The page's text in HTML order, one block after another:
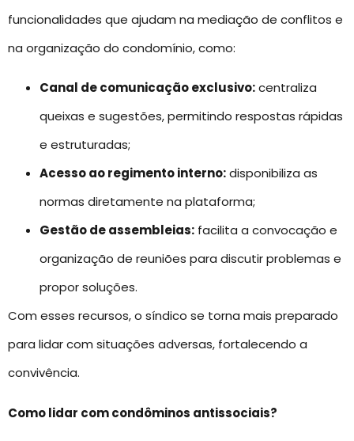
funcionalidades que ajudam na mediação de conflitos e
na organização do condomínio, como:
Canal de comunicação exclusivo:centraliza
queixas e sugestões, permitindo respostas rápidas
e estruturadas;
Acesso ao regimento interno:disponibiliza as
normas diretamente na plataforma;
Gestão de assembleias: facilita a convocação e
organização de reuniões para discutir problemas e
propor soluções.
Com esses recursos, o síndico se torna mais preparado
para lidar com situações adversas, fortalecendo a
convivência.
Como lidar com condôminos antissociais?